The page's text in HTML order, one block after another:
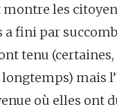
les
a fini par
tenu
mais
où elles ont